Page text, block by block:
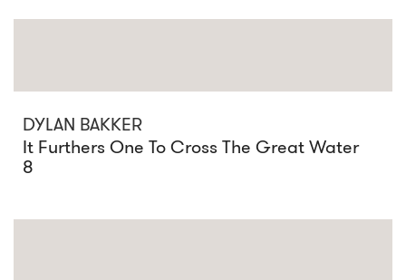
DYLAN BAKKER
It Furthers One To Cross The Great Water
8